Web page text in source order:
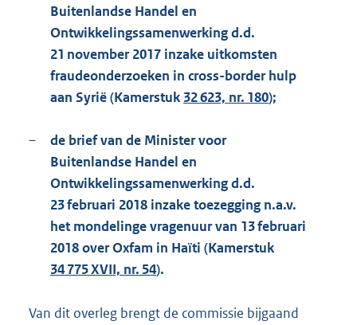
Buitenlandse Handel en
Ontwikkelingssamenwerking d.d.
21 november 2017 inzake uitkomsten
fraudeonderzoeken in cross-border hulp
aan Syrië (Kamerstuk 32 623, nr. 180);
–
de brief van de Minister voor
Buitenlandse Handel en
Ontwikkelingssamenwerking d.d.
23 februari 2018 inzake toezegging n.a.v.
het mondelinge vragenuur van 13 februari
2018 over Oxfam in Haïti (Kamerstuk
34 775 XVII, nr. 54).
Van dit overleg brengt de commissie bijgaand